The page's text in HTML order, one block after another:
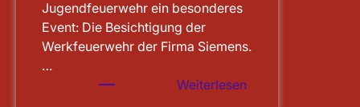
Jugendfeuerwehr ein besonderes
Event: Die Besichtigung der
Werkfeuerwehr der Firma Siemens.
…
Weiterlesen